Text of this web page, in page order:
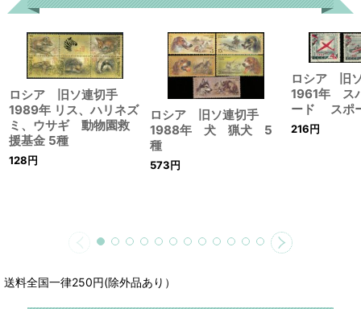
ロシア 旧ソ連切手
1989年 リス、ハリネズ
ミ、ウサギ 動物園救
援基金 5種
128円
ロシア 旧ソ連切手
1988年 犬 猟犬 5
種
573円
ロシア 旧
1961年 ス
ード スポ
216円
送料全国一律250円(除外品あり）